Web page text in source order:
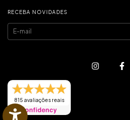
RECEBA NOVIDADES
815 avaliações reais